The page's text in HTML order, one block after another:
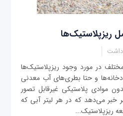
در مورد وجود ریزپلاستیک‌ها
و حتا بطری‌های آب معدنی
موادی پلاستیکی غیرقابل تصور
خبر می‌دهد که در هر لیتر آبی که